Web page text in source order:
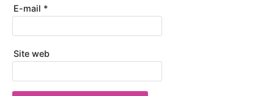
E-mail *
Site web